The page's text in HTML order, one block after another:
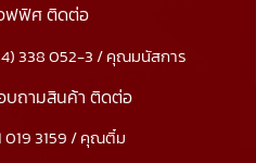
ฟฟิศ ติดต่อ
338 052-3 / คุณมนัสการ
บถามสินค้า ติดต่อ
019 3159 / คุณติ๋ม